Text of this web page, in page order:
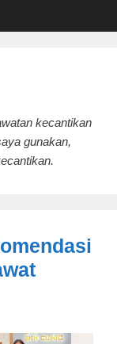
kecantikan
gunakan,